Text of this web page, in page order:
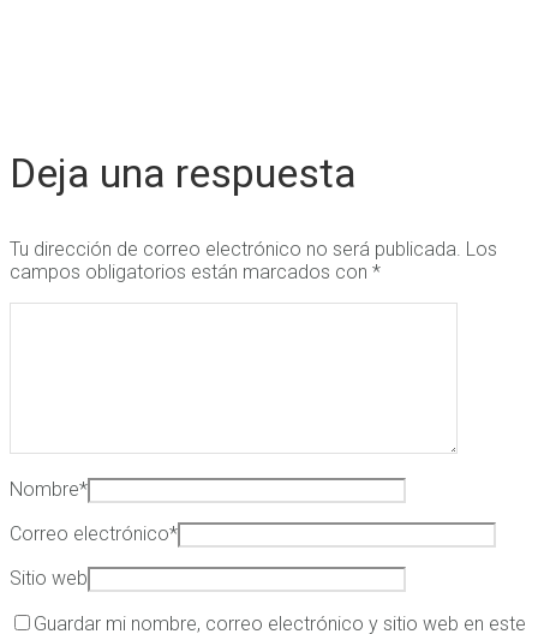
Deja una respuesta
Tu dirección de correo electrónico no será publicada. Los
campos obligatorios están marcados con *
Nombre*
Correo electrónico*
Sitio web
Guardar mi nombre, correo electrónico y sitio web en este